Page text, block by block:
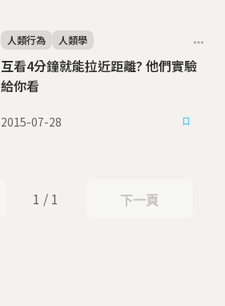
互看4分鐘就能拉近距離? 他們實驗
給你看
人類行為 人類學
2015-07-28
1 / 1 下一頁
下一頁